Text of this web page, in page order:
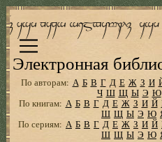
Электронная
По авторам: А Б В Г Д Е Ж З И
Ч Ш Щ Ы Э Ю
По книгам: А Б В Г Д Е Ж З И Й
Ш Щ Ы Э Ю
По сериям: А Б В Г Д Е Ж З И Й
Ш Щ Ы Э Ю